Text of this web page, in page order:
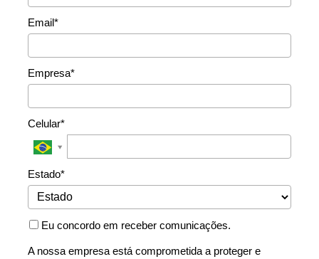
Email*
Empresa*
Celular*
Estado*
Eu concordo em receber comunicações.
A nossa empresa está comprometida a proteger e